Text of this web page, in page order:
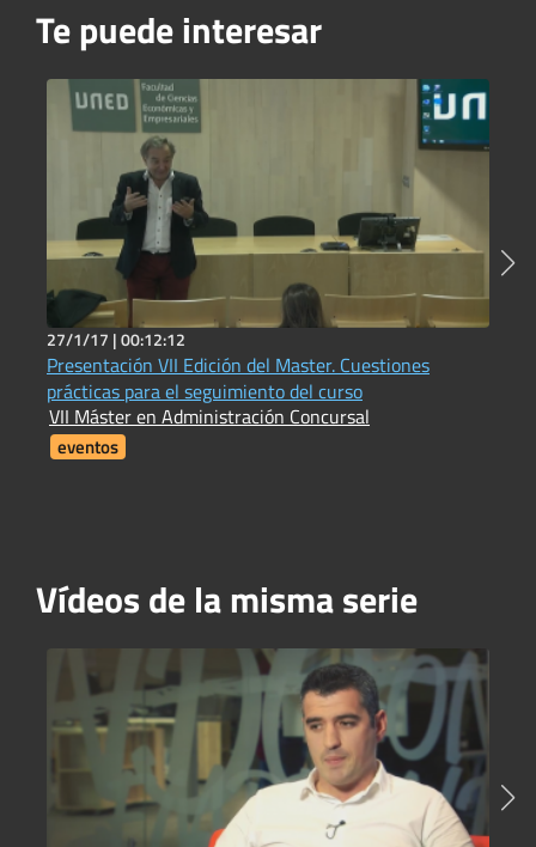
Te puede interesar
27/1/17 |00:12:12
Presentación VII Edición del Master. Cuestiones
prácticas para el seguimiento del curso
VII Máster en Administración Concursal
eventos
Vídeos de la misma serie